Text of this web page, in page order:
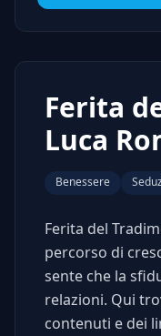
Ferita
Luca
Benessere
Ferita del
percorso di
sente che la
relazioni. Qui
contenuti e dei